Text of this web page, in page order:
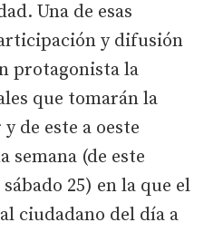
Una de esas
y difusión
protagonista la
que tomarán la
de este a oeste
semana (de este
25) en la que el
ciudadano del día a